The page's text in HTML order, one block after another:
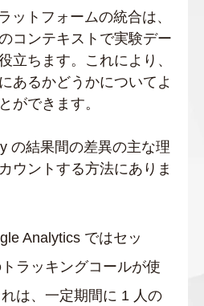
ットフォームの統合は、
コンテキストで実験デー
立ちます。これにより、
あるかどうかについてよ
ができます。
の結果間の差異の主な理
ウントする方法にありま
Analytics ではセッ
ラッキングコールが使
は、一定期間に 1 人の